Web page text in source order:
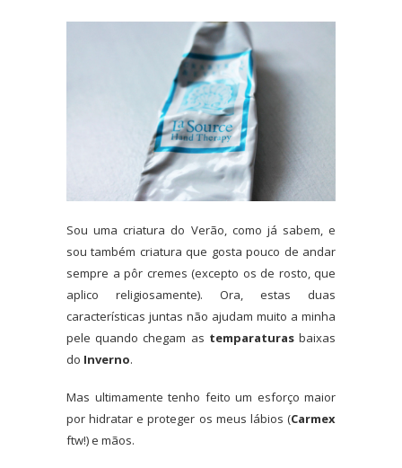
Sou uma criatura do Verão, como já sabem, e
sou também criatura que gosta pouco de andar
sempre a pôr cremes (excepto os de rosto, que
aplico religiosamente). Ora, estas duas
características juntas não ajudam muito a minha
pele quando chegam as temparaturasbaixas
do Inverno.
Mas ultimamente tenho feito um esforço maior
por hidratar e proteger os meus lábios (Carmex
ftw!) e mãos.